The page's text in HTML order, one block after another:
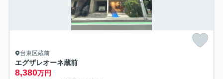
台東区蔵前
エグザレオーネ蔵前
8,380万円